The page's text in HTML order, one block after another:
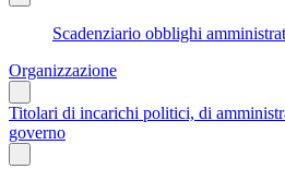
Scadenziario obblighi
Organizzazione
Titolari di incarichi politici, di
governo